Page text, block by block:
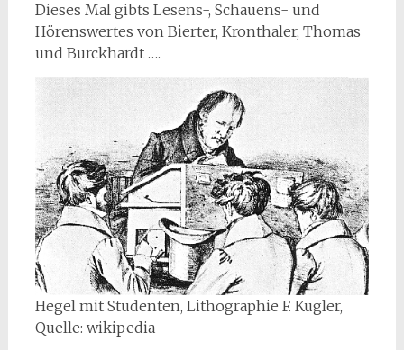
Dieses Mal gibts Lesens-, Schauens- und
Hörenswertes von Bierter, Kronthaler, Thomas
und Burckhardt ….
Hegel mit Studenten, Lithographie F. Kugler,
Quelle: wikipedia